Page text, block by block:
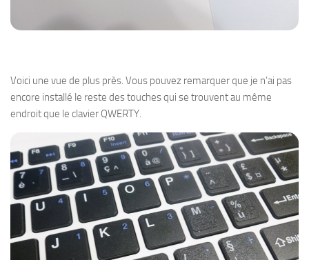
Voici une vue de plus près. Vous pouvez remarquer que je n’ai pas
encore installé le reste des touches qui se trouvent au même
endroit que le clavier QWERTY.